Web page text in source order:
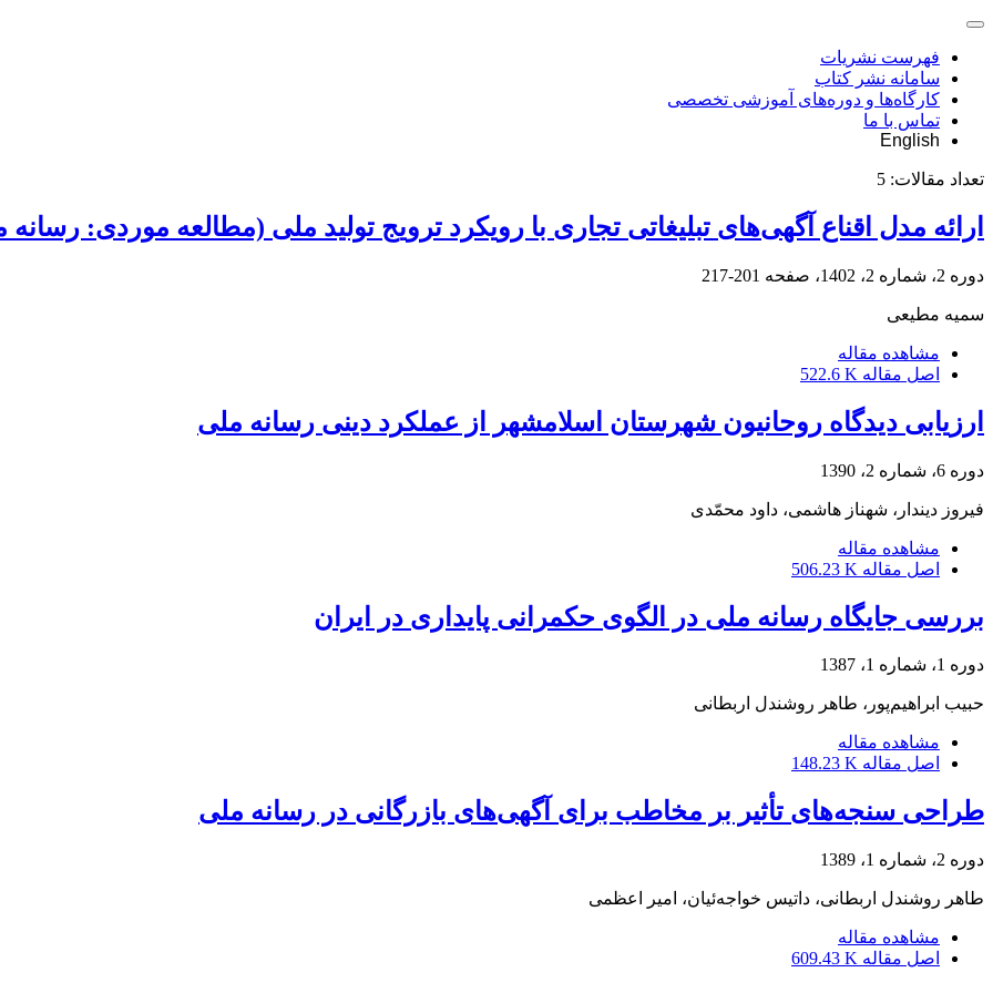
فهرست نشریات
سامانه نشر کتاب
کارگاه‌ها و دوره‌های آموزشی تخصصی
تماس با ما
English
تعداد مقالات: 5
ارائه مدل اقناع آگهی‌های تبلیغاتی تجاری با رویکرد ترویج تولید ملی (مطالعه موردی:
دوره 2، شماره 2، 1402، صفحه 201-217
سمیه مطیعی
مشاهده مقاله
اصل مقاله 522.6 K
ارزیابی دیدگاه روحانیون شهرستان اسلامشهر از عملکرد دینی رسانه ملی
دوره 6، شماره 2، 1390
فیروز دیندار، شهناز هاشمی، داود محمّدی
مشاهده مقاله
اصل مقاله 506.23 K
بررسی جایگاه رسانه ملی در الگوی حکمرانی پایداری در ایران
دوره 1، شماره 1، 1387
حبیب ابراهیم‌پور، طاهر روشندل اربطانی
مشاهده مقاله
اصل مقاله 148.23 K
طراحی سنجه‌های تأثیر بر مخاطب برای آگهی‌های بازرگانی در رسانه ملی
دوره 2، شماره 1، 1389
طاهر روشندل اربطانی، داتیس خواجه‌ئیان، امیر اعظمی
مشاهده مقاله
اصل مقاله 609.43 K